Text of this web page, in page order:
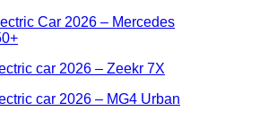
Car 2026 – Mercedes
car 2026 – Zeekr 7X
car 2026 – MG4 Urban